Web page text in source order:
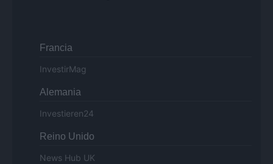
Francia
InvestirMag
Alemania
Investieren24
Reino Unido
News Hub UK